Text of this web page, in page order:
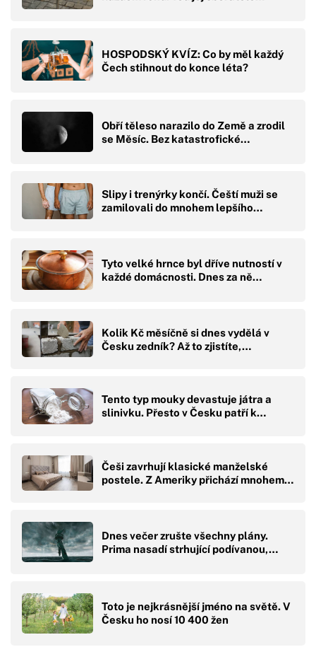
HOSPODSKÝ KVÍZ: Co by měl každý
Čech stihnout do konce léta?
Obří těleso narazilo do Země a zrodil
se Měsíc. Bez katastrofické…
Slipy i trenýrky končí. Čeští muži se
zamilovali do mnohem lepšího…
Tyto velké hrnce byl dříve nutností v
každé domácnosti. Dnes za ně…
Kolik Kč měsíčně si dnes vydělá v
Česku zedník? Až to zjistíte,…
Tento typ mouky devastuje játra a
slinivku. Přesto v Česku patří k…
Češi zavrhují klasické manželské
postele. Z Ameriky přichází mnohem…
Dnes večer zrušte všechny plány.
Prima nasadí strhující podívanou,…
Toto je nejkrásnější jméno na světě. V
Česku ho nosí 10 400 žen